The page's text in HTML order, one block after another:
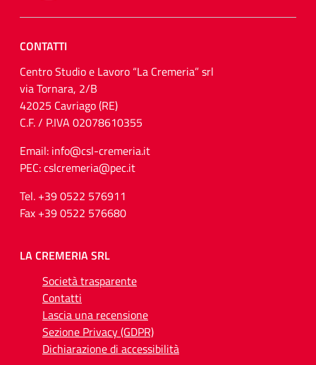
CONTATTI
Centro Studio e Lavoro “La Cremeria” srl
via Tornara, 2/B
42025 Cavriago (RE)
C.F. / P.IVA 02078610355
Email: info@csl-cremeria.it
PEC: cslcremeria@pec.it
Tel. +39 0522 576911
Fax +39 0522 576680
LA CREMERIA SRL
Società trasparente
Contatti
Lascia una recensione
Sezione Privacy (GDPR)
Dichiarazione di accessibilità